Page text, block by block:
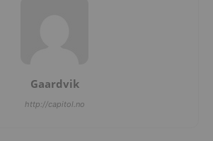
Gaardvik
http://capitol.no